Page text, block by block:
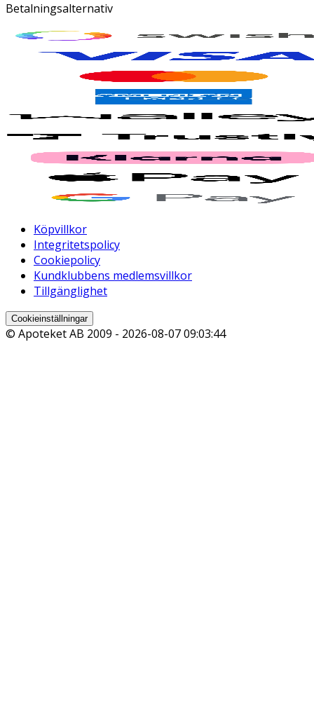
Betalningsalternativ
Köpvillkor
Integritetspolicy
Cookiepolicy
Kundklubbens medlemsvillkor
Tillgänglighet
Cookieinställningar
© Apoteket AB 2009 - 2026-08-07 09:03:44